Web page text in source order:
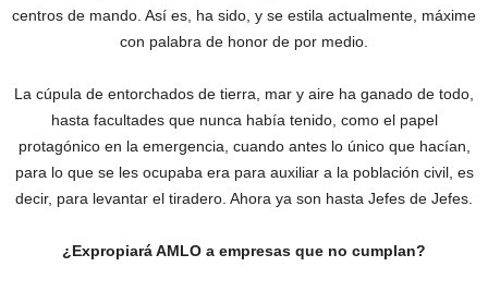
centros de mando. Así es, ha sido, y se estila actualmente, máxime
con palabra de honor de por medio.
La cúpula de entorchados de tierra, mar y aire ha ganado de todo,
hasta facultades que nunca había tenido, como el papel
protagónico en la emergencia, cuando antes lo único que hacían,
para lo que se les ocupaba era para auxiliar a la población civil, es
decir, para levantar el tiradero. Ahora ya son hasta Jefes de Jefes.
¿Expropiará AMLO a empresas que no cumplan?